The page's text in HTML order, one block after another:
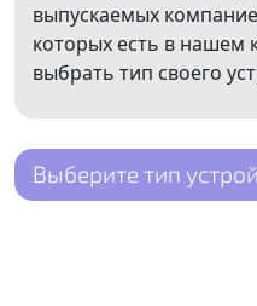
выпускаемых
которых есть в нашем
выбрать тип своего
Выберите тип